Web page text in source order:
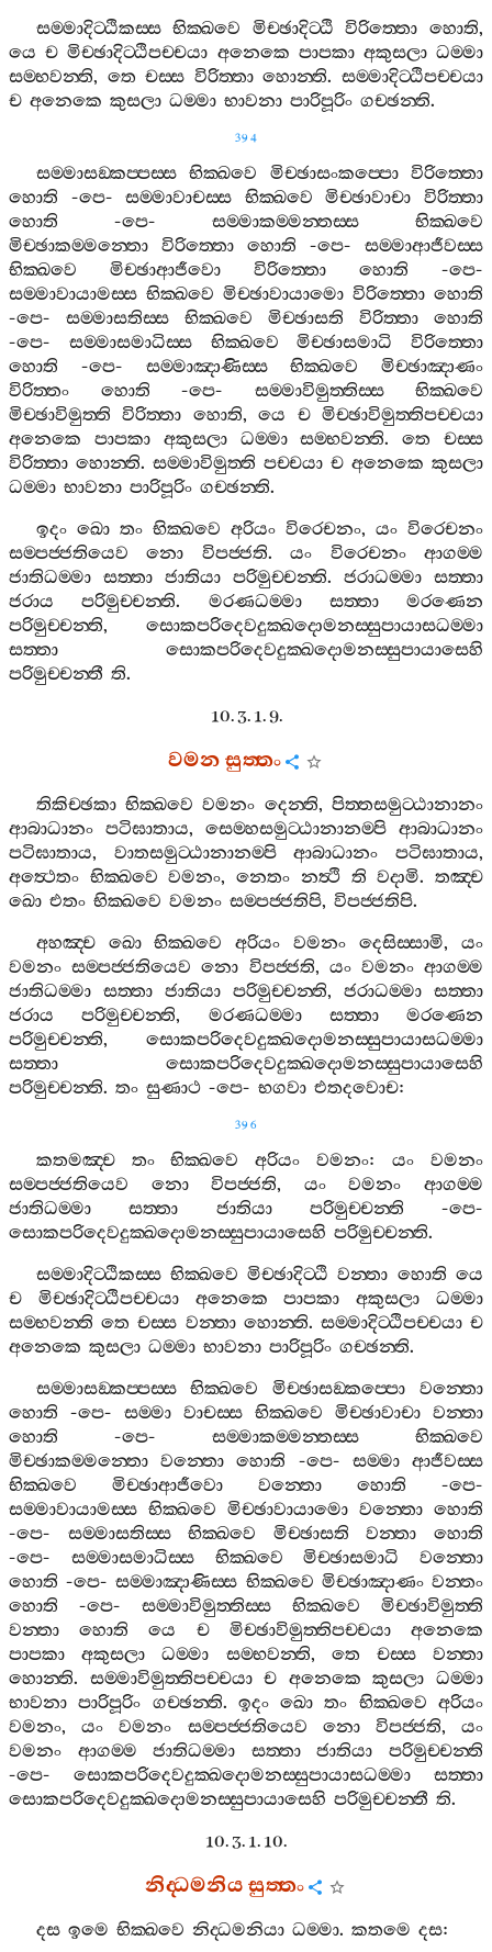
සම‍්මාදිට‍්ඨිකස‍්ස භික‍්ඛවෙ මිච‍්ඡාදිට‍්ඨි විරිත‍්තො හොති,
යෙ ච මිච‍්ඡාදිට‍්ඨිපච‍්චයා අනෙකෙ පාපකා අකුසලා ධම‍්මා
සම‍්භවන‍්ති, තෙ චස‍්ස විරිත‍්තා හොන‍්ති.සම‍්මාදිට‍්ඨිපච‍්චයා
ච අනෙකෙ කුසලා ධම‍්මා භාවනා පාරිපූරිං ගච‍්ඡන‍්ති.
394
සම‍්මාසඞ‍්කප‍්පස‍්ස භික‍්ඛවෙ මිච‍්ඡාසංකප‍්පො
විරිත‍්තො
හොති -පෙ-සම‍්මාවාචස‍්ස භික‍්ඛවෙ මිච‍්ඡාවාචා
විරිත‍්තා
හොති -පෙ- සම‍්මාකම‍්මන‍්තස‍්ස
භික‍්ඛවෙ
මිච‍්ඡාකම‍්මන‍්තො
විරිත‍්තො හොති -පෙ- සම‍්මාආජීවස‍්ස
භික‍්ඛවෙ
මිච‍්ඡාආජීවො විරිත‍්තො හොති -පෙ-
සම‍්මාවායාමස‍්ස භික‍්ඛවෙ මිච‍්ඡාවායාමො විරිත‍්තො හොති
-පෙ- සම‍්මාසතිස‍්ස භික‍්ඛවෙ මිච‍්ඡාසති විරිත‍්තා
හොති
-පෙ- සම‍්මාසමාධිස‍්ස භික‍්ඛවෙ මිච‍්ඡාසමාධි
විරිත‍්තො
හොති -පෙ- සම‍්මාඤාණිස‍්ස භික‍්ඛවෙ
මිච‍්ඡාඤාණං
විරිත‍්තං
හොති -පෙ- සම‍්මාවිමුත‍්තිස‍්ස
භික‍්ඛවෙ
මිච‍්ඡාවිමුත‍්ති
විරිත‍්තා හොති,යෙ ච මිච‍්ඡාවිමුත‍්තිපච‍්චයා
අනෙකෙ
පාපකා අකුසලා ධම‍්මා සම‍්භවන‍්ති.තෙ
චස‍්ස
විරිත‍්තා හොන‍්ති. සම‍්මාවිමුත‍්ති පච‍්චයා ච අනෙකෙ කුසලා
ධම‍්මා භාවනා පාරිපූරිං ගච‍්ඡන‍්ති.
ඉදං ඛො තං භික‍්ඛවෙ අරියං විරෙචනං, යං විරෙචනං
සම‍්පජ‍්ජතියෙව
නො විපජ‍්ජති.යං විරෙචනං
ආගම‍්ම
ජාතිධම‍්මා සත‍්තා ජාතියා පරිමුච‍්චන‍්ති. ජරාධම‍්මා සත‍්තා
ජරාය
පරිමුච‍්චන‍්ති. මරණධම‍්මා සත‍්තා
මරණෙන
පරිමුච‍්චන‍්ති, සොකපරිදෙවදුක‍්ඛදොමනස‍්සුපායාසධම‍්මා
සත‍්තා
සොකපරිදෙවදුක‍්ඛදොමනස‍්සුපායාසෙහි
පරිමුච‍්චන‍්තී ති.
10. 3. 1. 9.
වමනසුත‍්තං
තිකිච‍්ඡකා භික‍්ඛවෙ වමනං දෙන‍්ති, පිත‍්තසමුට‍්ඨානානං
ආබාධානං පටිඝාතාය, සෙම‍්හසමුට‍්ඨානානම‍්පි ආබාධානං
පටිඝාතාය, වාතසමුට‍්ඨානානම‍්පි ආබාධානං පටිඝාතාය,
අත්‍ථෙතං භික‍්ඛවෙ වමනං,නෙතං නත්‍ථි ති වදාමි.තඤ‍්ච
ඛො එතං භික‍්ඛවෙ වමනං සම‍්පජ‍්ජතිපි, විපජ‍්ජතිපි.
අහඤ‍්ච
ඛො භික‍්ඛවෙ අරියං වමනං දෙසිස‍්සාමි,යං
වමනං සම‍්පජ‍්ජතියෙව නො විපජ‍්ජති, යං වමනං ආගම‍්ම
ජාතිධම‍්මා සත‍්තා ජාතියා පරිමුච‍්චන‍්ති, ජරාධම‍්මා සත‍්තා
ජරාය
පරිමුච‍්චන‍්ති, මරණධම‍්මා සත‍්තා
මරණෙන
පරිමුච‍්චන‍්ති, සොකපරිදෙවදුක‍්ඛදොමනස‍්සුපායාසධම‍්මා
සත‍්තා
සොකපරිදෙවදුක‍්ඛදොමනස‍්සුපායාසෙහි
පරිමුච‍්චන‍්ති. තං සුණාථ -පෙ- භගවා එතදවොච:
396
කතමඤ‍්ච තං භික‍්ඛවෙ අරියං වමනං:යං
වමනං
සම‍්පජ‍්ජතියෙව
නො විපජ‍්ජති, යං වමනං
ආගම‍්ම
ජාතිධම‍්මා
සත‍්තා ජාතියා පරිමුච‍්චන‍්ති -පෙ-
සොකපරිදෙවදුක‍්ඛදොමනස‍්සුපායාසෙහි පරිමුච‍්චන‍්ති.
සම‍්මාදිට‍්ඨිකස‍්ස භික‍්ඛවෙ මිච‍්ඡාදිට‍්ඨි වන‍්තා හොති යෙ
ච
මිච‍්ඡාදිට‍්ඨිපච‍්චයා අනෙකෙ පාපකා අකුසලා
ධම‍්මා
සම‍්භවන‍්ති තෙ චස‍්ස වන‍්තා හොන‍්ති. සම‍්මාදිට‍්ඨිපච‍්චයා ච
අනෙකෙ කුසලා ධම‍්මා භාවනා පාරිපූරිං ගච‍්ඡන‍්ති.
සම‍්මාසඞ‍්කප‍්පස‍්ස
භික‍්ඛවෙ මිච‍්ඡාසඞ‍්කප‍්පො
වන‍්තො
හොති -පෙ- සම‍්මා වාචස‍්ස භික‍්ඛවෙ මිච‍්ඡාවාචා වන‍්තා
හොති -පෙ- සම‍්මාකම‍්මන‍්තස‍්ස
භික‍්ඛවෙ
මිච‍්ඡාකම‍්මන‍්තො වන‍්තො හොති -පෙ- සම‍්මා ආජීවස‍්ස
භික‍්ඛවෙ
මිච‍්ඡාආජීවො වන‍්තො හොති -පෙ-
සම‍්මාවායාමස‍්ස භික‍්ඛවෙ මිච‍්ඡාවායාමො වන‍්තො හොති
-පෙ- සම‍්මාසතිස‍්ස භික‍්ඛවෙ මිච‍්ඡාසති වන‍්තා
හොති
-පෙ- සම‍්මාසමාධිස‍්ස භික‍්ඛවෙ මිච‍්ඡාසමාධි
වන‍්තො
හොති -පෙ-සම‍්මාඤාණිස‍්ස භික‍්ඛවෙ මිච‍්ඡාඤාණං වන‍්තං
හොති -පෙ- සම‍්මාවිමුත‍්තිස‍්ස භික‍්ඛවෙ
මිච‍්ඡාවිමුත‍්ති
වන‍්තා
හොති යෙ ච මිච‍්ඡාවිමුත‍්තිපච‍්චයා
අනෙකෙ
පාපකා
අකුසලා ධම‍්මා සම‍්භවන‍්ති, තෙ චස‍්ස
වන‍්තා
හොන‍්ති. සම‍්මාවිමුත‍්තිපච‍්චයා ච අනෙකෙ කුසලා ධම‍්මා
භාවනා පාරිපූරිං ගච‍්ඡන‍්ති. ඉදං ඛො තං භික‍්ඛවෙ අරියං
වමනං,යං වමනං සම‍්පජ‍්ජතියෙව නො විපජ‍්ජති,යං
වමනං
ආගම‍්ම ජාතිධම‍්මා සත‍්තා ජාතියා
පරිමුච‍්චන‍්ති
-පෙ- සොකපරිදෙවදුක‍්ඛදොමනස‍්සුපායාසධම‍්මා
සත‍්තා
සොකපරිදෙවදුක‍්ඛදොමනස‍්සුපායාසෙහි පරිමුච‍්චන‍්තී ති.
10. 3. 1. 10.
නිද‍්ධමනියසුත‍්තං
දස ඉමෙ භික‍්ඛවෙ නිද‍්ධමනියා ධම‍්මා. කතමෙ දස: